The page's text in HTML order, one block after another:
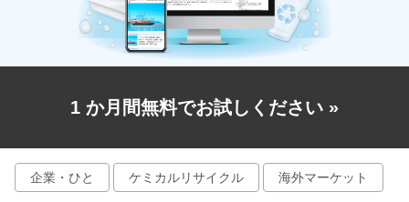
1 か月間無料でお試しください »
企業・ひと ケミカルリサイクル 海外マーケット